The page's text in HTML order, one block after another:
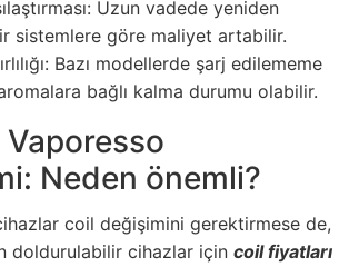
Uzun vadede yeniden
sistemlere göre maliyet artabilir.
Bazı modellerde şarj edilememe
bağlı kalma durumu olabilir.
Neden önemli?
coil değişimini gerektirmese de,
doldurulabilir cihazlar için coil fiyatları